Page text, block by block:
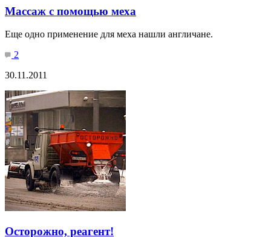
Массаж с помощью меха
Еще одно применение для меха нашли англичане.
2
30.11.2011
Осторожно, реагент!